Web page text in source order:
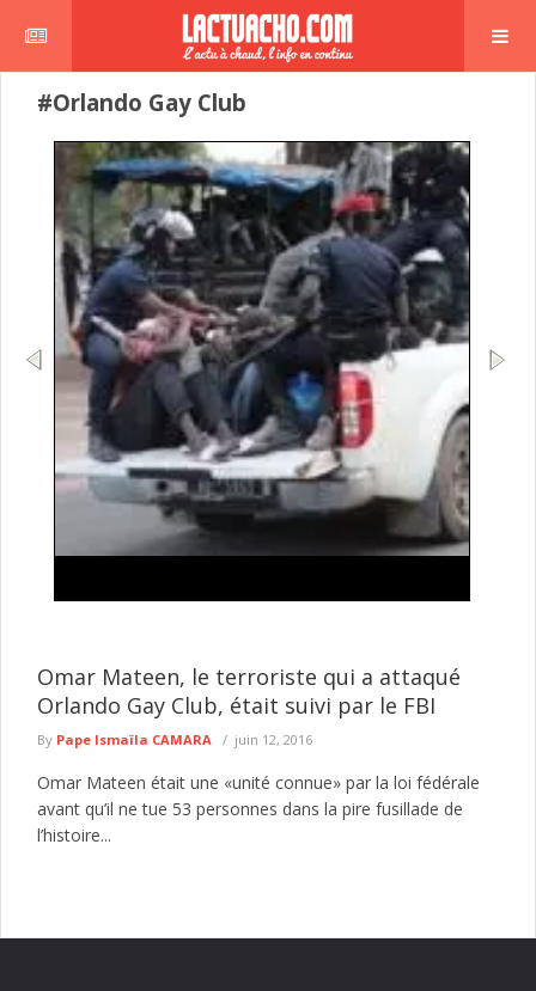
#Orlando Gay Club
août 2026, une vaste opération de sécurisation dans plusieurs
secteurs ...
lire plus
Omar Mateen, le terroriste qui a attaqué
Orlando Gay Club, était suivi par le FBI
By Pape Ismaïla CAMARA juin 12, 2016
Omar Mateen était une «unité connue» par la loi fédérale
avant qu’il ne tue 53 personnes dans la pire fusillade de
l’histoire...